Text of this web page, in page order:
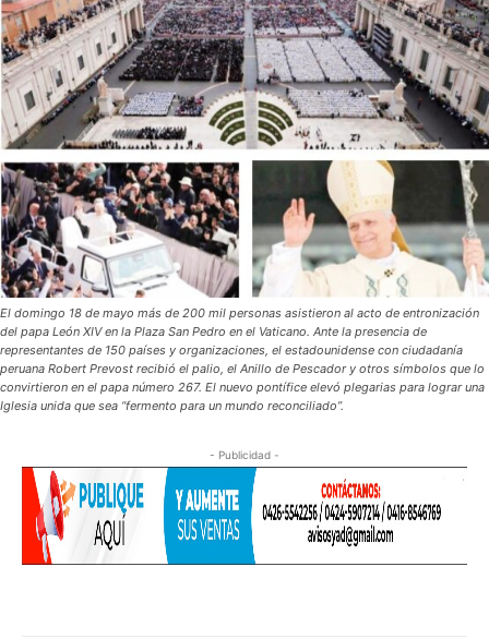
El domingo 18 de mayo más de 200 mil personas asistieron al acto de entronización
del papa León XIV en la Plaza San Pedro en el Vaticano. Ante la presencia de
representantes de 150 países y organizaciones, el estadounidense con ciudadanía
peruana Robert Prevost recibió el palio, el Anillo de Pescador y otros símbolos que lo
convirtieron en el papa número 267. El nuevo pontífice elevó plegarias para lograr una
Iglesia unida que sea “fermento para un mundo reconciliado”.
- Publicidad -